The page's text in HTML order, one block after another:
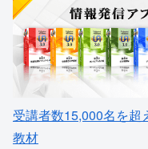
受講者数15,000名を超
教材